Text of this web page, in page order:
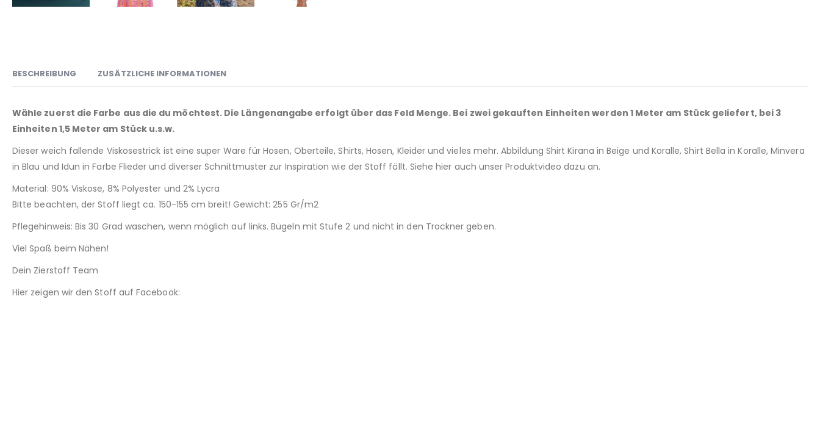
BESCHREIBUNG ZUSÄTZLICHE INFORMATIONEN
Wähle zuerst die Farbe aus die du möchtest. Die Längenangabe erfolgt über das Feld Menge. Bei zwei gekauften Einheiten werden 1 Meter am Stück geliefert, bei 3
Einheiten 1,5 Meter am Stück u.s.w.
Dieser weich fallende Viskosestrick ist eine super Ware für Hosen, Oberteile, Shirts, Hosen, Kleider und vieles mehr. Abbildung Shirt Kirana in Beige und Koralle, Shirt Bella in Koralle, Minvera
in Blau und Idun in Farbe Flieder und diverser Schnittmuster zur Inspiration wie der Stoff fällt. Siehe hier auch unser Produktvideo dazu an.
Material: 90% Viskose, 8% Polyester und 2% Lycra
Bitte beachten, der Stoff liegt ca. 150-155 cm breit! Gewicht: 255 Gr/m2
Pflegehinweis: Bis 30 Grad waschen, wenn möglich auf links. Bügeln mit Stufe 2 und nicht in den Trockner geben.
Viel Spaß beim Nähen!
Dein Zierstoff Team
Hier zeigen wir den Stoff auf Facebook: